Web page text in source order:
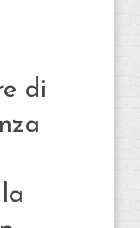
di